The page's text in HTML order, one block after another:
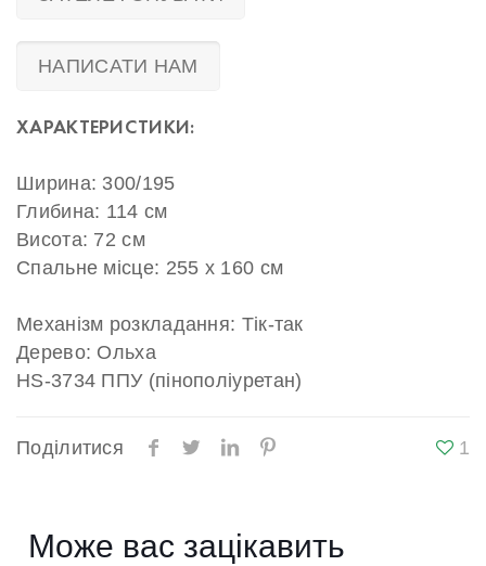
НАПИСАТИ НАМ
ХАРАКТЕРИСТИКИ:
Ширина: 300/195
Глибина: 114 см
Висота: 72 см
Спальне місце: 255 х 160 см
Механізм розкладання: Тік-так
Дерево: Ольха
HS-3734 ППУ (пінополіуретан)
Поділитися 1
Може вас зацікавить